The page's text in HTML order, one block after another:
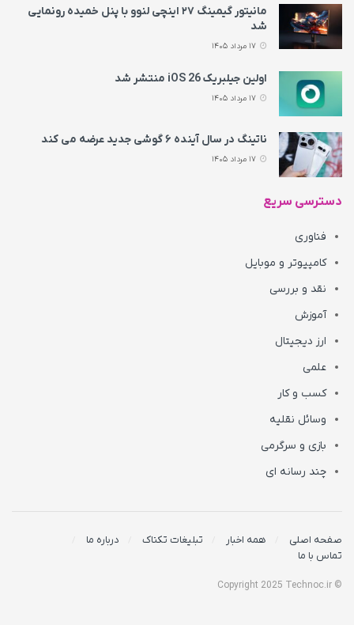
مانیتور گیمینگ ۲۷ اینچی لنوو با پنل خمیده رونمایی
شد
اولین جیلبریک iOS 26 منتشر شد
ناتینگ در سال آینده ۶ گوشی جدید عرضه می‌ کند
دسترسی سریع
فناوری
کامپیوتر و موبایل
نقد و بررسی
آموزش
ارز دیجیتال
علمی
کسب و کار
وسائل نقلیه
بازی و سرگرمی
چند رسانه ای
صفحه اصلی همه اخبار تبلیغات تکناک
درباره ما
تماس با ما
© Copyright 2025 Technoc.ir